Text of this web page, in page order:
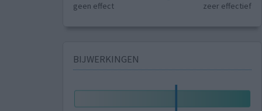
geen effect zeer effectief
BIJWERKINGEN